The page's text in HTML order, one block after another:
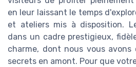
en leur laissant le temps
et ateliers mis à disposition.
dans un cadre prestigieux,
charme, dont nous vous avons
secrets en amont. Pour que